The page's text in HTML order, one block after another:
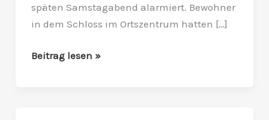
späten Samstagabend alarmiert. Bewohner
in dem Schloss im Ortszentrum hatten […]
Beitrag lesen »